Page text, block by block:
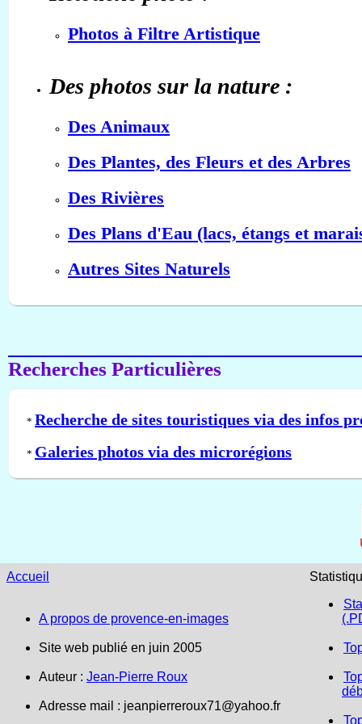
Photos à Filtre Artistique
Des photos sur la nature :
Des Animaux
Des Plantes, des Fleurs et des Arbres
Des Rivières
Des Plans d'Eau (lacs, étangs et
Autres Sites Naturels
Recherches Particulières
* Recherche de sites touristiques via des infos
* Galeries photos via des microrégions
Accueil
A propos de provence-en-images
Site web publié en juin 2005
Auteur : Jean-Pierre Roux
Adresse mail : jeanpierreroux71@yahoo.fr